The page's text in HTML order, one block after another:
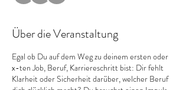
Über die Veranstaltung
Egal ob Du auf dem Weg zu deinem ersten oder
x-ten Job, Beruf, Karriereschritt bist: Dir fehlt
Klarheit oder Sicherheit darüber, welcher Beruf